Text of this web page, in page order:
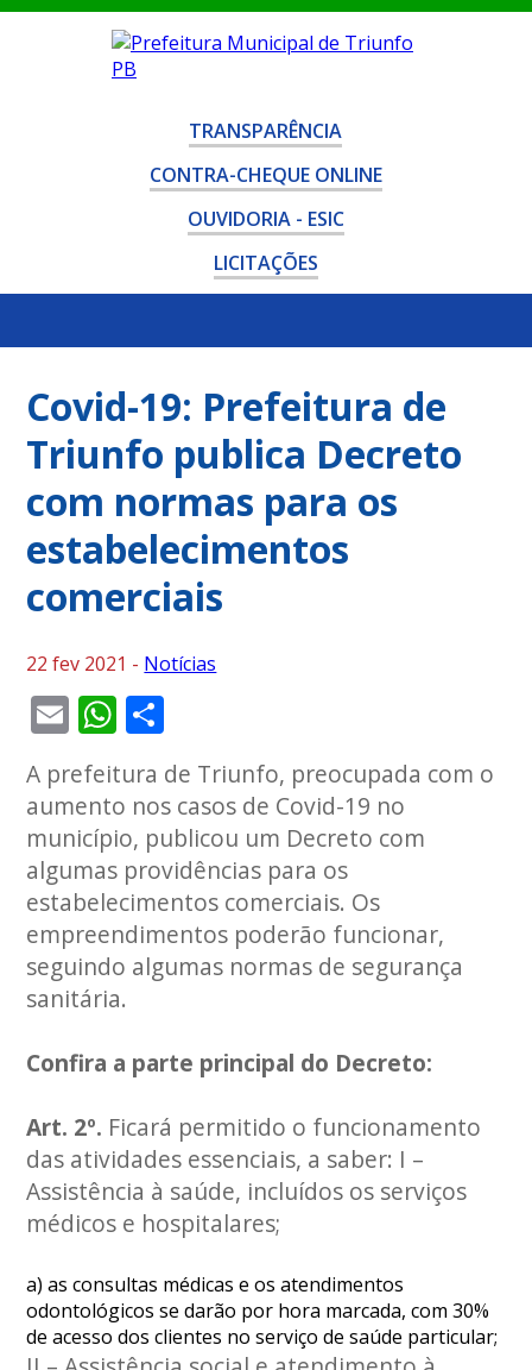
TRANSPARÊNCIA
CONTRA-CHEQUE ONLINE
OUVIDORIA - ESIC
LICITAÇÕES
Covid-19: Prefeitura de
Triunfo publica Decreto
com normas para os
estabelecimentos
comerciais
22 fev 2021 - Notícias
EmailWhatsApp
A prefeitura de Triunfo, preocupada com o
aumento nos casos de Covid-19 no
município, publicou um Decreto com
algumas providências para os
estabelecimentos comerciais. Os
empreendimentos poderão funcionar,
seguindo algumas normas de segurança
sanitária.
Confira a parte principal do Decreto:
Art. 2º. Ficará permitido o funcionamento
das atividades essenciais, a saber: I –
Assistência à saúde, incluídos os serviços
médicos e hospitalares;
a) as consultas médicas e os atendimentos
odontológicos se darão por hora marcada, com 30%
de acesso dos clientes no serviço de saúde particular;